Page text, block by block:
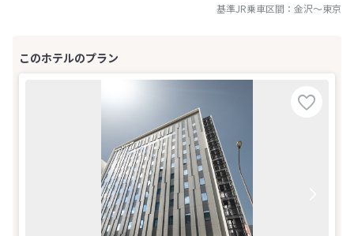
基準JR乗車区間： 金沢～東京